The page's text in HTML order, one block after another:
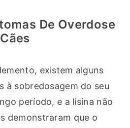
De Overdose
existem alguns
à sobredosagem do seu
período, e a lisina não
demonstraram que o